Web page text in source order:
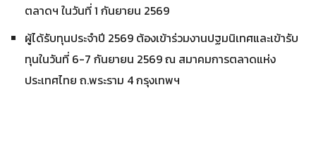
ตลาดฯ ในวันที่ 1 กันยายน 2569
ผู้ได้รับทุนประจำปี 2569 ต้องเข้าร่วมงานปฐมนิเทศและเข้ารับ
ทุนในวันที่ 6-7 กันยายน 2569 ณ สมาคมการตลาดแห่ง
ประเทศไทย ถ.พระราม 4 กรุงเทพฯ